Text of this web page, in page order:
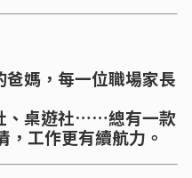
媽，每一位職場家長
、桌遊社……總有一款
工作更有續航力。